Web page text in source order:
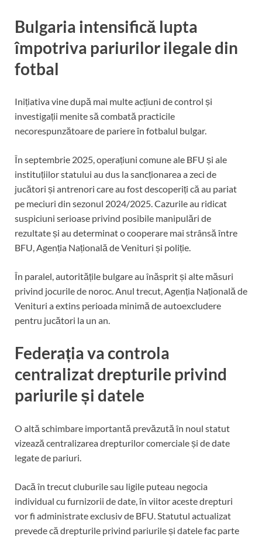
Bulgaria intensifică lupta
împotriva pariurilor ilegale din
fotbal
Inițiativa vine după mai multe acțiuni de control și
investigații menite să combată practicile
necorespunzătoare de pariere în fotbalul bulgar.
În septembrie 2025, operațiuni comune ale BFU și ale
instituțiilor statului au dus la sancționarea a zeci de
jucători și antrenori care au fost descoperiți că au pariat
pe meciuri din sezonul 2024/2025. Cazurile au ridicat
suspiciuni serioase privind posibile manipulări de
rezultate și au determinat o cooperare mai strânsă între
BFU, Agenția Națională de Venituri și poliție.
În paralel, autoritățile bulgare au înăsprit și alte măsuri
privind jocurile de noroc. Anul trecut, Agenția Națională de
Venituri a extins perioada minimă de autoexcludere
pentru jucători la un an.
Federația va controla
centralizat drepturile privind
pariurile și datele
O altă schimbare importantă prevăzută în noul statut
vizează centralizarea drepturilor comerciale și de date
legate de pariuri.
Dacă în trecut cluburile sau ligile puteau negocia
individual cu furnizorii de date, în viitor aceste drepturi
vor fi administrate exclusiv de BFU. Statutul actualizat
prevede că drepturile privind pariurile și datele fac parte